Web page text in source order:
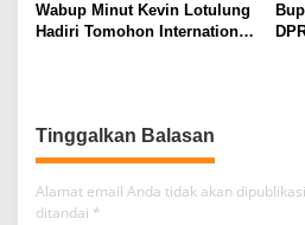
Wabup Minut Kevin Lotulung
Hadiri Tomohon International
Tinggalkan Balasan
Alamat email Anda tidak akan
ditandai *